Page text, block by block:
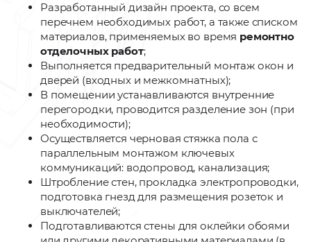
Разработанный дизайн проекта, со всем
перечнем необходимых работ, а также списком
материалов, применяемых во время ремонтно
отделочных работ;
Выполняется предварительный монтаж окон и
дверей (входных и межкомнатных);
В помещении устанавливаются внутренние
перегородки, проводится разделение зон (при
необходимости);
Осуществляется черновая стяжка пола с
параллельным монтажом ключевых
коммуникаций: водопровод, канализация;
Штробление стен, прокладка электропроводки,
подготовка гнезд для размещения розеток и
выключателей;
Подготавливаются стены для оклейки обоями